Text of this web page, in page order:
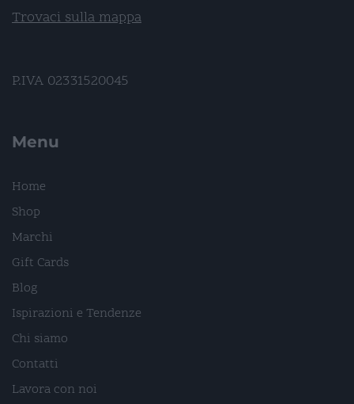
Trovaci sulla mappa
P.IVA 02331520045
Menu
Home
Shop
Marchi
Gift Cards
Blog
Ispirazioni e Tendenze
Chi siamo
Contatti
Lavora con noi